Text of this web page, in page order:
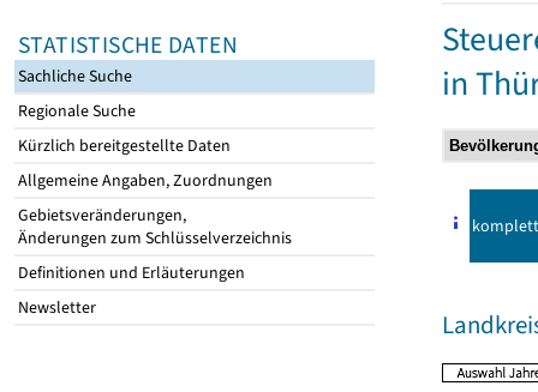
STATISTISCHE DATEN
Sachliche Suche
Regionale Suche
Kürzlich bereitgestellte Daten
Allgemeine Angaben, Zuordnungen
Gebietsveränderungen,
Änderungen zum Schlüsselverzeichnis
Definitionen und Erläuterungen
Newsletter
in
komplett